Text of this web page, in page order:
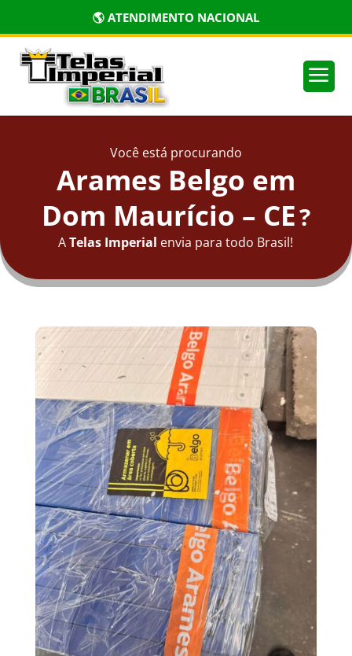
🌎 ATENDIMENTO NACIONAL
a
Você está procurando
Arames Belgo em
Dom Maurício – CE?
ATelas Imperial envia para todo Brasil!